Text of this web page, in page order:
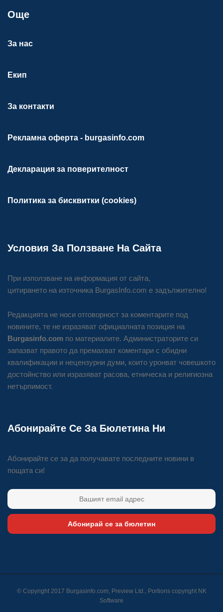
Още
За нас
Екип
За контакти
Рекламна оферта - burgasinfo.com
Декларация за поверителност
Политика за бисквитки (cookies)
Условия За Ползване На Сайта
При използване на информация от сайта,
цитирането на източника BurgasInfo.com е задължително!
Редакцията не носи отговорност за коментарите под
новините, те не изразяват официалната позиция на
Burgasinfo.com по материалите. Администраторите си
запазват правото да премахват коментари с обидни
квалификации и нецензурни думи, които уронват човешкото
достойнство или изразяват расова, етническа и религиозна
нетърпимост.
Абонирайте Се За Бюлетина Ни
Абонирайте се за да получавате последните новини в
пощата си!
Абонирай се за бюлетин
© Copyright 2017 Burgasinfo.com, Preview Ltd., Portions copyright NK
Software